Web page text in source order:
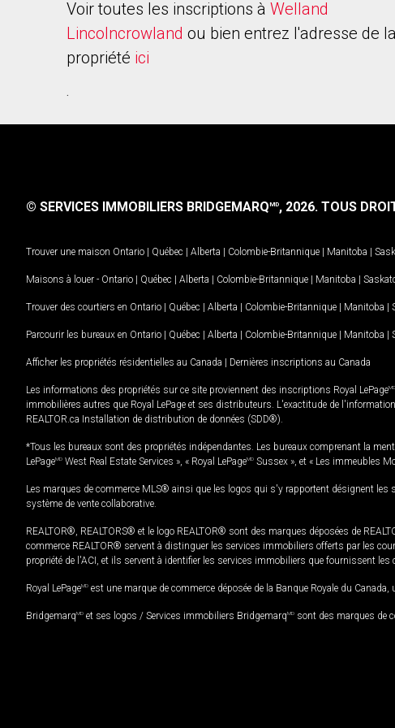
Voir toutes les inscriptions à Welland
Lincolncrowland ou bien entrez l'adresse de la
propriété ici
.
© SERVICES IMMOBILIERS BRIDGEMARQMD, 2026. TOUS
Trouver une maison Ontario | Québec | Alberta | Colombie-Britannique | Manitoba |
Maisons à louer - Ontario | Québec | Alberta | Colombie-Britannique | Manitoba |
Trouver des courtiers en Ontario | Québec | Alberta | Colombie-Britannique | Manitoba |
Parcourir les bureaux en Ontario | Québec | Alberta | Colombie-Britannique | Manitoba |
Afficher les propriétés résidentielles au Canada | Dernières inscriptions au Canada
Les informations des propriétés sur ce site proviennent des inscriptions Royal LePageMD
immobilières autres que Royal LePage et ses distributeurs. L'exactitude de
REALTOR.ca Installation de distribution de données (SDD®).
*Tous les bureaux sont des propriétés indépendantes. Les bureaux comprenant la
LePageMD West Real Estate Services », « Royal LePageMD Sussex », et « Les immeubles
Les marques de commerce MLS® ainsi que les logos qui s'y rapportent désignent les
système de vente collaborative.
REALTOR®, REALTORS® et le logo REALTOR® sont des marques déposées de
commerce REALTOR® servent à distinguer les services immobiliers offerts par les
propriété de l'ACI, et ils servent à identifier les services immobiliers que fournissent les
Royal LePageMD est une marque de commerce déposée de la Banque Royale du
BridgemarqMD et ses logos / Services immobiliers BridgemarqMD sont des marques de